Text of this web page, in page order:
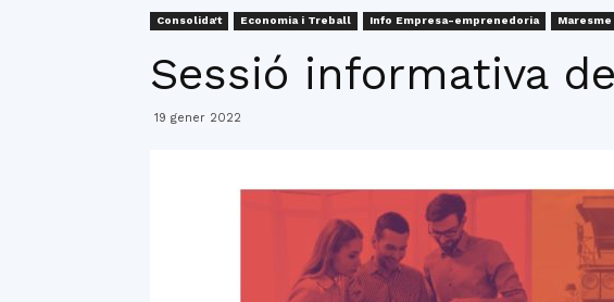
Consolida't Economia i Treball Info Empresa-emprenedoria
Sessió informativa
19 gener 2022